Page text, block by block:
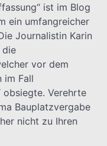
ist im Blog
ein umfangreicher
Journalistin Karin
die
vor dem
im Fall
obsiegte. Verehrte
Bauplatzvergabe
nicht zu Ihren